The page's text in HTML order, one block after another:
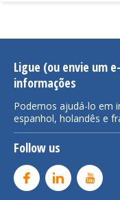
Ligue (ou envie um
informações
Podemos ajudá-lo em
espanhol, holandês e
Follow us